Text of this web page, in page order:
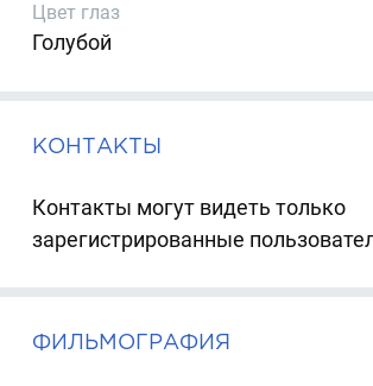
Цвет глаз
Голубой
КОНТАКТЫ
Контакты могут видеть только
зарегистрированные
ФИЛЬМОГРАФИЯ